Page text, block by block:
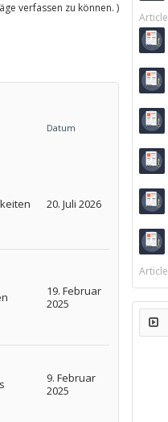
verfassen zu können. )
Datum
20. Juli 2026
19. Februar
2025
9. Februar
2025
Article
Article